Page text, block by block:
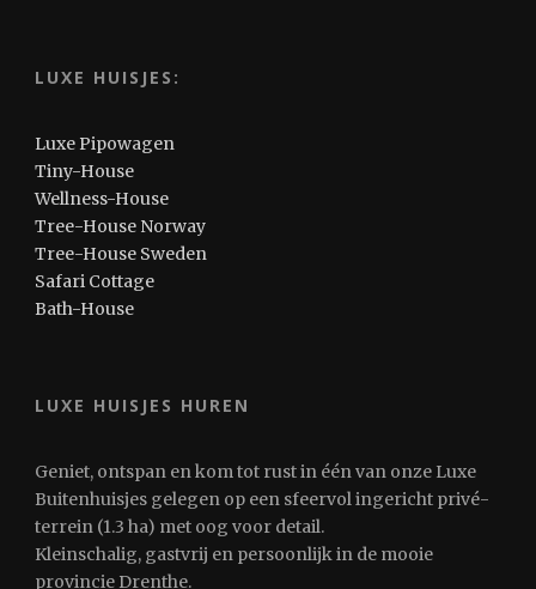
LUXE HUISJES:
Luxe Pipowagen
Tiny-House
Wellness-House
Tree-House Norway
Tree-House Sweden
Safari Cottage
Bath-House
LUXE HUISJES HUREN
Geniet, ontspan en kom tot rust in één van onze Luxe
Buitenhuisjes gelegen op een sfeervol ingericht privé-
terrein (1.3 ha) met oog voor detail.
Kleinschalig, gastvrij en persoonlijk in de mooie
provincie Drenthe.